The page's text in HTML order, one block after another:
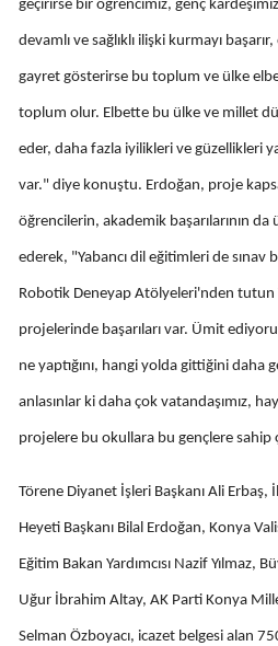
geçirirse bir öğrencimiz, genç
devamlı ve sağlıklı ilişki kurmayı
gayret gösterirse bu toplum ve ülke
toplum olur. Elbette bu ülke ve millet
eder, daha fazla iyilikleri ve güzellikleri
var." diye konuştu. Erdoğan, proje
öğrencilerin, akademik başarılarının
ederek, "Yabancı dil eğitimleri de sınav
Robotik Deneyap Atölyeleri'nden tutun
projelerinde başarıları var. Ümit
ne yaptığını, hangi yolda gittiğini daha
anlasınlar ki daha çok vatandaşımız,
projelere bu okullara bu gençlere sahip
Törene Diyanet İşleri Başkanı Ali Erbaş,
Heyeti Başkanı Bilal Erdoğan, Konya
Eğitim Bakan Yardımcısı Nazif Yılmaz,
Uğur İbrahim Altay, AK Parti Konya
Selman Özboyacı, icazet belgesi alan